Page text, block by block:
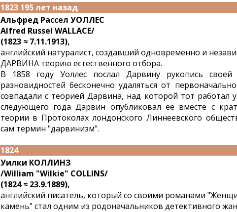
1823 195 лет назад
Альфред Рассел УОЛЛЕС
Alfred Russel WALLACE/
(1823 ≈ 7.11.1913),
английский натуралист, создавший одновременно и
ДАРВИНА теорию естественного отбора.
В 1858 году Уоллес послал Дарвину рукопись
разновидностей бесконечно удаляться от
совпадали с теорией Дарвина, над которой тот работал
следующего года Дарвин опубликовал ее вместе с
теории в Протоколах лондонского Линнеевского
сам термин "дарвинизм".
1824
Уилки КОЛЛИНЗ
/William "Wilkie" COLLINS/
(1824 ≈ 23.9.1889),
английский писатель, который со своими романами
камень" стал одним из родоначальников детективного